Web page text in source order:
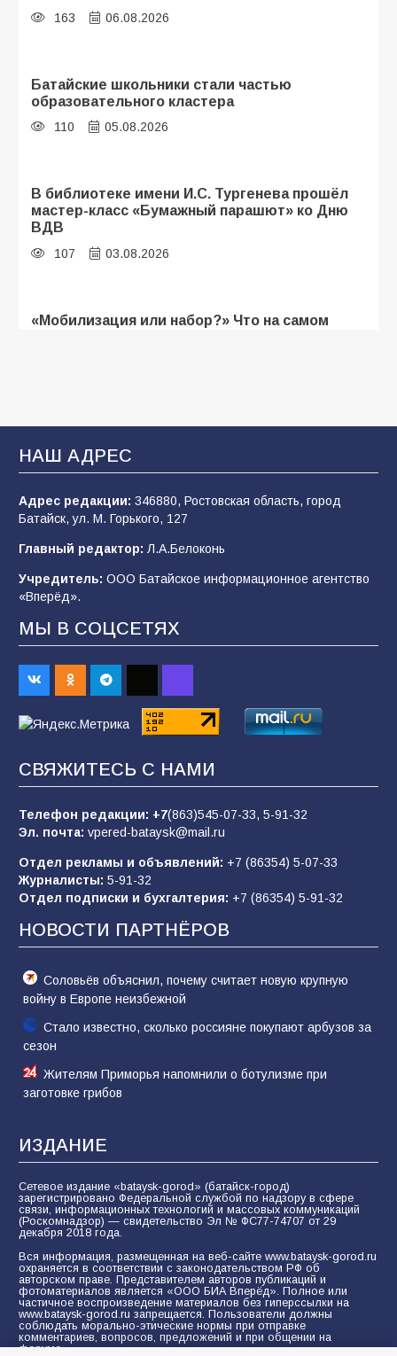
163 06.08.2026
Батайские школьники стали частью
образовательного кластера
110 05.08.2026
В библиотеке имени И.С. Тургенева прошёл
мастер-класс «Бумажный парашют» ко Дню
ВДВ
107 03.08.2026
«Мобилизация или набор?» Что на самом
В Батайске продолжаются дорожные работы
101 04.08.2026
Будет ли мобилизация в России в 2026 году
после выборов: в Госдуме дали ответ
98 06.08.2026
«Пургу нести — не поля переходить»: почему
заявления о мобилизации — это
пропагандистский вброс
01.08.2026
«Слухами Москву не возьмёшь»: почему
отчаяние, а не разведка
81 02.08.2026
Морской квест в детском саду: как
воспитанники спасали Нептуна
74 01.08.2026
НАШ АДРЕС
Адрес редакции: 346880, Ростовская область, город
Батайск, ул. М. Горького, 127
Главный редактор: Л.А.Белоконь
Учредитель: ООО Батайское информационное агентство
«Вперёд».
МЫ В СОЦСЕТЯХ
СВЯЖИТЕСЬ С НАМИ
Телефон редакции: +7(863)545-07-33, 5-91-32
Эл. почта: vpered-bataysk@mail.ru
Отдел рекламы и объявлений: +7 (86354) 5-07-33
Журналисты: 5-91-32
Отдел подписки и бухгалтерия: +7 (86354) 5-91-32
НОВОСТИ ПАРТНЁРОВ
Соловьёв объяснил, почему считает новую крупную
войну в Европе неизбежной
Стало известно, сколько россияне покупают арбузов за
сезон
Жителям Приморья напомнили о ботулизме при
заготовке грибов
ИЗДАНИЕ
Сетевое издание «bataysk-gorod» (батайск-город)
зарегистрировано Федеральной службой по надзору в сфере
связи, информационных технологий и массовых коммуникаций
(Роскомнадзор) — свидетельство Эл № ФС77-74707 от 29
декабря 2018 года.
Вся информация, размещенная на веб-сайте www.bataysk-gorod.ru
охраняется в соответствии с законодательством РФ об
авторском праве. Представителем авторов публикаций и
фотоматериалов является «ООО БИА Вперёд». Полное или
частичное воспроизведение материалов без гиперссылки на
www.bataysk-gorod.ru запрещается. Пользователи должны
соблюдать морально-этические нормы при отправке
комментариев, вопросов, предложений и при общении на
форуме.